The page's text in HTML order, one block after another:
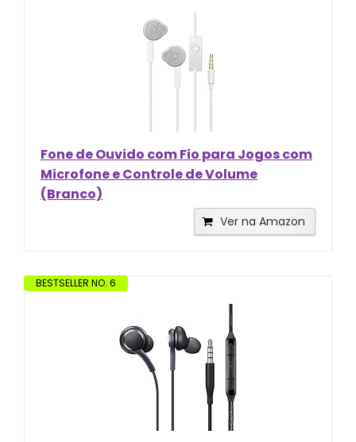
Fone de Ouvido com Fio para Jogos com
Microfone e Controle de Volume
(Branco)
Ver na Amazon
BESTSELLER NO. 6